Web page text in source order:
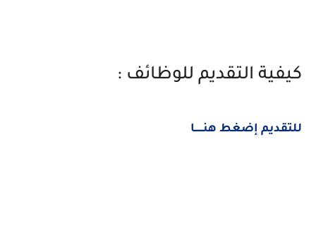
كيفية التقديم للوظائف :
للتقديم إضغط هنــــــا